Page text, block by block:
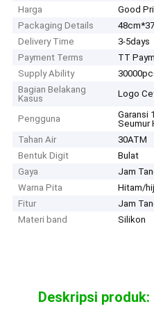
Harga
Good
Packaging Details
Delivery Time
3-5days
Payment Terms
TT
Supply Ability
Bagian Belakang
Kasus
Logo
Pengguna
Garansi
Seumur
Tahan Air
30ATM
Bentuk Digit
Bulat
Gaya
Jam
Warna Pita
Hitam/
Fitur
Jam
Materi band
Silikon
Deskripsi produk: